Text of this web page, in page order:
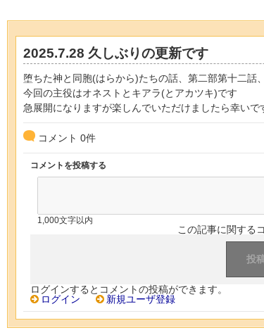
2025.7.28 久しぶりの更新です
堕ちた神と同胞(はらから)たちの話、第二部第十二話
今回の主役はオネストとキアラ(とアカツキ)です
急展開になりますが楽しんでいただけましたら幸いで
コメント 0件
コメントを投稿する
1,000文字以内
この記事に関する
ログインするとコメントの投稿ができます。
ログイン
新規ユーザ登録